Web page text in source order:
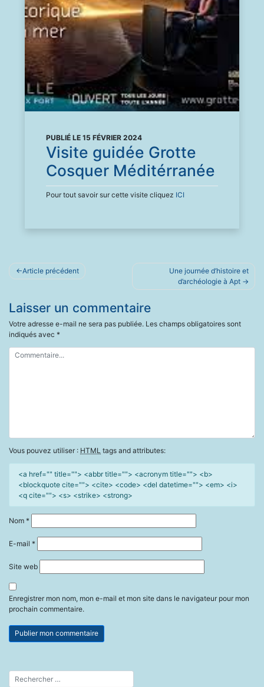
PUBLIÉ LE 15 FÉVRIER 2024
Visite guidée Grotte
Cosquer Méditérranée
Pour tout savoir sur cette visite cliquez ICI
Navigation
de
l’article
Article précédent
Une journée d’histoire et
d’archéologie à Apt
Laisser un commentaire
Votre adresse e-mail ne sera pas publiée. Les champs obligatoires sont
indiqués avec *
Vous pouvez utiliser : HTML tags and attributes:
<a href="" title=""> <abbr title=""> <acronym title=""> <b>
<blockquote cite=""> <cite> <code> <del datetime=""> <em> <i>
<q cite=""> <s> <strike> <strong>
Nom *
E-mail *
Site web
Enregistrer mon nom, mon e-mail et mon site dans le navigateur pour mon
prochain commentaire.